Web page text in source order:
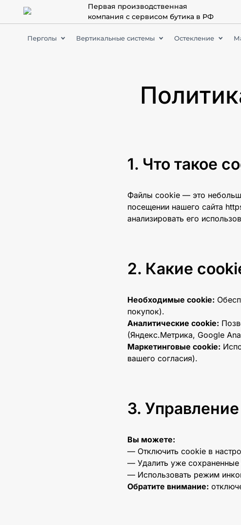
Первая производственная
компания с сервисом бутика в РФ
Перголы Вертикальные системы Остекление
Раздвижное безрамное остекление
Раздвижное остекление со стеклопакетом
Что такое
Файлы cookie — это
посещении нашего сайта
анализировать его
Какие
Необходимые cookie:
покупок).
Аналитические cookie:
(Яндекс.Метрика, Google
Маркетинговые cookie:
вашего согласия).
Вы можете:
— Отключить cookie в
— Удалить уже
— Использовать режим
Обратите внимание: